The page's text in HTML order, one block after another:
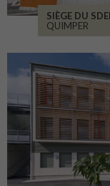
SIÈGE DU
QUIMPER